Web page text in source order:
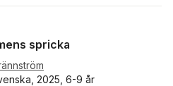
spricka
2025, 6-9 år